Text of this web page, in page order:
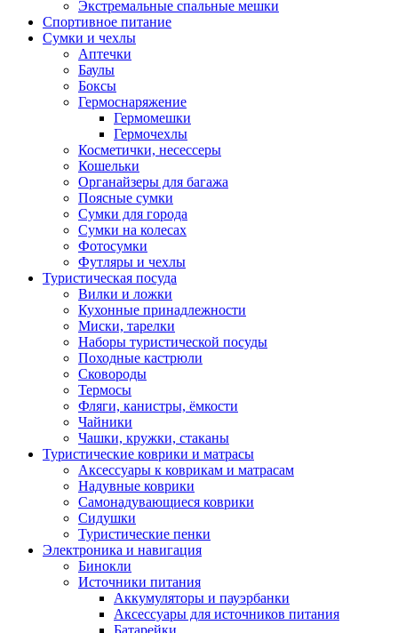
Экстремальные спальные мешки
Спортивное питание
Сумки и чехлы
Аптечки
Баулы
Боксы
Гермоснаряжение
Гермомешки
Гермочехлы
Косметички, несессеры
Кошельки
Органайзеры для багажа
Поясные сумки
Сумки для города
Сумки на колесах
Фотосумки
Футляры и чехлы
Туристическая посуда
Вилки и ложки
Кухонные принадлежности
Миски, тарелки
Наборы туристической посуды
Походные кастрюли
Сковороды
Термосы
Фляги, канистры, ёмкости
Чайники
Чашки, кружки, стаканы
Туристические коврики и матрасы
Аксессуары к коврикам и матрасам
Надувные коврики
Самонадувающиеся коврики
Сидушки
Туристические пенки
Электроника и навигация
Бинокли
Источники питания
Аккумуляторы и пауэрбанки
Аксессуары для источников питания
Батарейки